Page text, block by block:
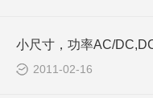
2011-02-16